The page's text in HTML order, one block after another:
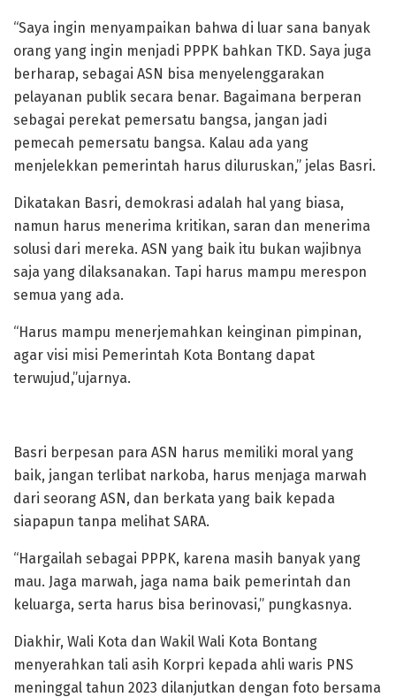
“Saya ingin menyampaikan bahwa di luar sana banyak
orang yang ingin menjadi PPPK bahkan TKD. Saya juga
berharap, sebagai ASN bisa menyelenggarakan
pelayanan publik secara benar. Bagaimana berperan
sebagai perekat pemersatu bangsa, jangan jadi
pemecah pemersatu bangsa. Kalau ada yang
menjelekkan pemerintah harus diluruskan,” jelas Basri.
Dikatakan Basri, demokrasi adalah hal yang biasa,
namun harus menerima kritikan, saran dan menerima
solusi dari mereka. ASN yang baik itu bukan wajibnya
saja yang dilaksanakan. Tapi harus mampu merespon
semua yang ada.
“Harus mampu menerjemahkan keinginan pimpinan,
agar visi misi Pemerintah Kota Bontang dapat
terwujud,”ujarnya.
Basri berpesan para ASN harus memiliki moral yang
baik, jangan terlibat narkoba, harus menjaga marwah
dari seorang ASN, dan berkata yang baik kepada
siapapun tanpa melihat SARA.
“Hargailah sebagai PPPK, karena masih banyak yang
mau. Jaga marwah, jaga nama baik pemerintah dan
keluarga, serta harus bisa berinovasi,” pungkasnya.
Diakhir, Wali Kota dan Wakil Wali Kota Bontang
menyerahkan tali asih Korpri kepada ahli waris PNS
meninggal tahun 2023 dilanjutkan dengan foto bersama